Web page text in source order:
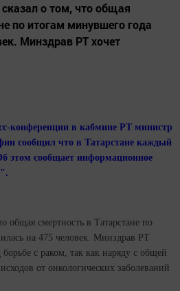
о том, что общая
по итогам минувшего года
Минздрав РТ хочет
конференции в кабмине РТ министр
сообщил что в Татарстане каждый
этом сообщает информационное
".
общая смертность в Татарстане по
на 475 человек. Минздрав РТ
с раком, так как наряду с общей
от онкологических заболеваний